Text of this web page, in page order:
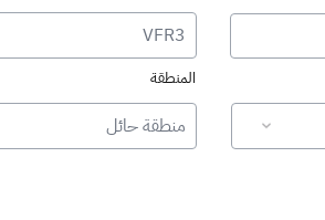
VFR3
المنطقة
منطقة حائل